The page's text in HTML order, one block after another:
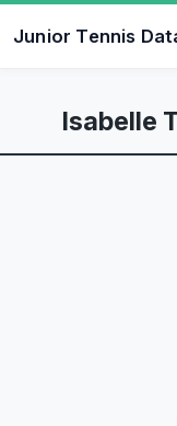
Junior Tennis
Isabelle